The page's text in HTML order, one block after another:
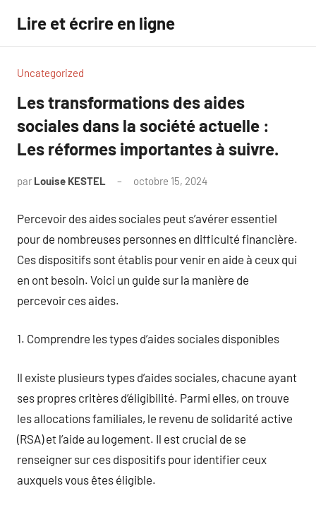
contenu
Lire et écrire en ligne
Uncategorized
Les transformations des aides
sociales dans la société actuelle :
Les réformes importantes à suivre.
par Louise KESTEL octobre 15, 2024
Percevoir des aides sociales peut s’avérer essentiel
pour de nombreuses personnes en difficulté financière.
Ces dispositifs sont établis pour venir en aide à ceux qui
en ont besoin. Voici un guide sur la manière de
percevoir ces aides.
1. Comprendre les types d’aides sociales disponibles
Il existe plusieurs types d’aides sociales, chacune ayant
ses propres critères d’éligibilité. Parmi elles, on trouve
les allocations familiales, le revenu de solidarité active
(RSA) et l’aide au logement. Il est crucial de se
renseigner sur ces dispositifs pour identifier ceux
auxquels vous êtes éligible.